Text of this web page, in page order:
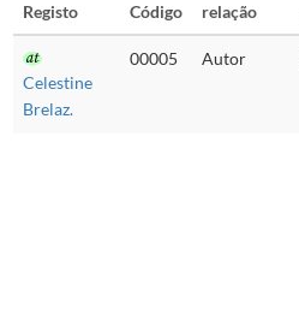
Registo Código
relação
Celestine
Brelaz.
00005 Autor